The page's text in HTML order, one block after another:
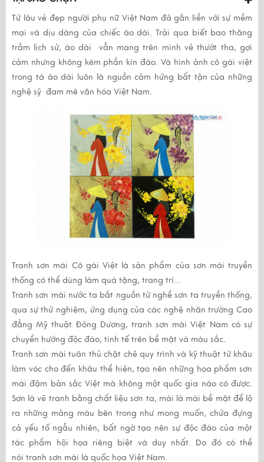
Từ lâu vẻ đẹp người phụ nữ Việt Nam đã gắn liền với sự mềm
mại và dịu dàng của chiếc áo dài. Trải qua biết bao thăng
trầm lịch sử, áo dài vẫn mang trên mình vẻ thướt tha, gợi
cảm nhưng không kém phần kín đáo. Và hình ảnh cô gái việt
trong tà áo dài luôn là nguồn cảm hứng bất tận của những
nghệ sỹ đam mê văn hóa Việt Nam.
Tranh sơn mài Cô gái Việt là sản phẩm của sơn mài truyền
thống có thể dùng làm quà tặng, trang trí…
Tranh sơn mài nước ta bắt nguồn từ nghề sơn ta truyền thống,
qua sự thử nghiệm, ứng dụng của các nghệ nhân trường Cao
đẳng Mỹ thuật Đông Dương, tranh sơn mài Việt Nam có sự
chuyển hướng độc đáo, tinh tế trên bề mặt và màu sắc.
Tranh sơn mài tuân thủ chặt chẽ quy trình và kỹ thuật từ khâu
làm vóc cho đến khâu thể hiện, tạo nên những họa phẩm sơn
mài đậm bản sắc Việt mà không một quốc gia nào có được.
Sơn là vẽ tranh bằng chất liệu sơn ta, mài là mài bề mặt để lộ
ra những mảng màu bên trong như mong muốn, chứa đựng
cả yếu tố ngẫu nhiên, bất ngờ tạo nên sự độc đáo của một
tác phẩm hội họa riêng biệt và duy nhất. Do đó có thể
nói tranh sơn mài là quốc họa Việt Nam.